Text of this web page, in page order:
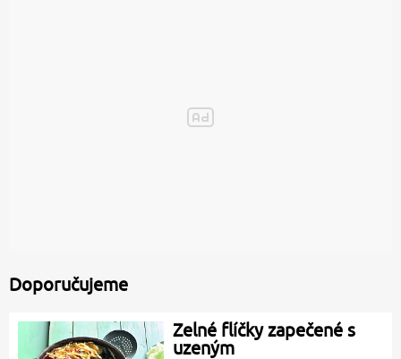
Doporučujeme
Zelné flíčky zapečené s
uzeným